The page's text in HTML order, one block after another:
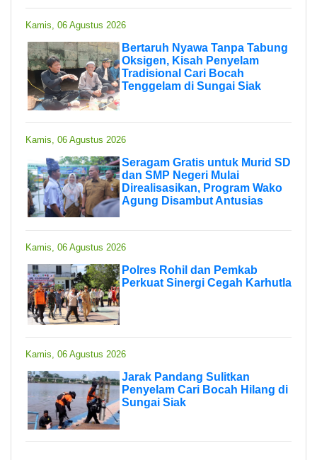
Kamis, 06 Agustus 2026
Bertaruh Nyawa Tanpa Tabung
Oksigen, Kisah Penyelam
Tradisional Cari Bocah
Tenggelam di Sungai Siak
Kamis, 06 Agustus 2026
Seragam Gratis untuk Murid SD
dan SMP Negeri Mulai
Direalisasikan, Program Wako
Agung Disambut Antusias
Kamis, 06 Agustus 2026
Polres Rohil dan Pemkab
Perkuat Sinergi Cegah Karhutla
Kamis, 06 Agustus 2026
Jarak Pandang Sulitkan
Penyelam Cari Bocah Hilang di
Sungai Siak